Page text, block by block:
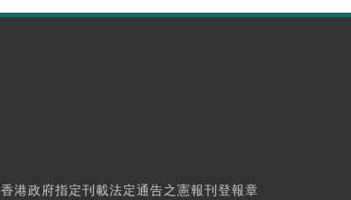
香港政府指定刊載法定通告之憲報刊登報章